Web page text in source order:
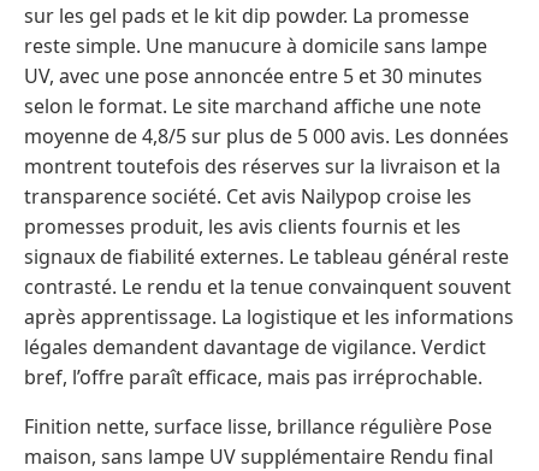
sur les gel pads et le kit dip powder. La promesse
reste simple. Une manucure à domicile sans lampe
UV, avec une pose annoncée entre 5 et 30 minutes
selon le format. Le site marchand affiche une note
moyenne de 4,8/5 sur plus de 5 000 avis. Les données
montrent toutefois des réserves sur la livraison et la
transparence société. Cet avis Nailypop croise les
promesses produit, les avis clients fournis et les
signaux de fiabilité externes. Le tableau général reste
contrasté. Le rendu et la tenue convainquent souvent
après apprentissage. La logistique et les informations
légales demandent davantage de vigilance. Verdict
bref, l’offre paraît efficace, mais pas irréprochable.
Finition nette, surface lisse, brillance régulière Pose
maison, sans lampe UV supplémentaire Rendu final